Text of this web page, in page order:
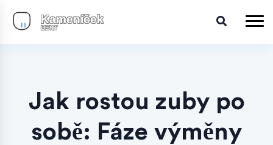
Jak rostou zuby po
sobě: Fáze výměny